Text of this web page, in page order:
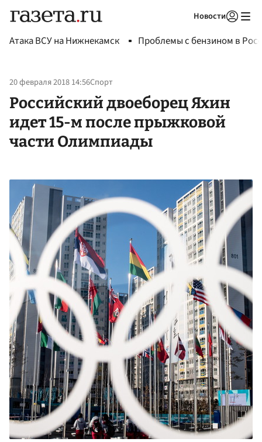
Новости
Атака ВСУ на Нижнекамск Проблемы с бензином в
20 февраля 2018 14:56Спорт
Российский двоеборец Яхин
идет 15-м после прыжковой
части Олимпиады